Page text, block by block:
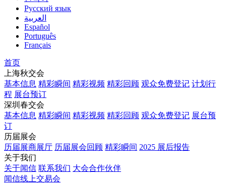
Русский язык
العربية
Español
Português
Français
首页
上海秋交会
基本信息 精彩瞬间 精彩视频 精彩回顾 观众免费登记 计划行
程 展台预订
深圳春交会
基本信息 精彩瞬间 精彩视频 精彩回顾 观众免费登记 展台预
订
历届展会
历届展商展厅 历届展会回顾 精彩瞬间 2025 展后报告
关于我们
关于闻信 联系我们 大会合作伙伴
闻信线上交易会